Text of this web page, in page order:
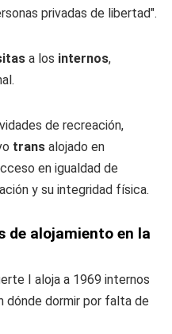
privadas de libertad".
a los internos,
de recreación,
trans alojado en
en igualdad de
y su integridad física.
de alojamiento en la
I aloja a 1969 internos
dónde dormir por falta de